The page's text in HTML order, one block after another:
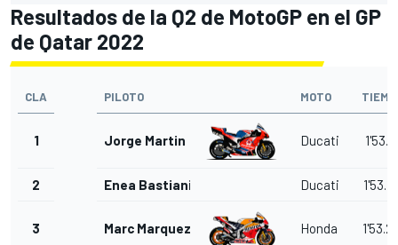
Resultados de la Q2 de MotoGP en el GP
de Qatar 2022
CLA PILOTO MOTO
1 Jorge Martin Ducati
2 Enea Bastianini Ducati
3 Marc Marquez Honda